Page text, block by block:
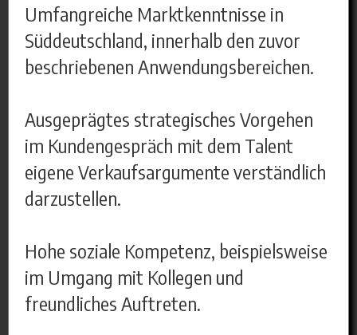
Umfangreiche Marktkenntnisse in
Süddeutschland, innerhalb den zuvor
beschriebenen Anwendungsbereichen.
Ausgeprägtes strategisches Vorgehen
im Kundengespräch mit dem Talent
eigene Verkaufsargumente verständlich
darzustellen.
Hohe soziale Kompetenz, beispielsweise
im Umgang mit Kollegen und
freundliches Auftreten.